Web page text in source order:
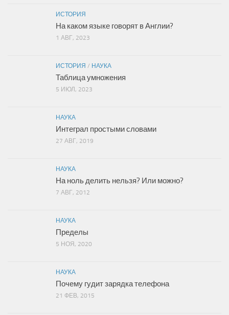
ИСТОРИЯ
На каком языке говорят в Англии?
1 АВГ, 2023
ИСТОРИЯ / НАУКА
Таблица умножения
5 ИЮЛ, 2023
НАУКА
Интеграл простыми словами
27 АВГ, 2019
НАУКА
На ноль делить нельзя? Или можно?
7 АВГ, 2012
НАУКА
Пределы
5 НОЯ, 2020
НАУКА
Почему гудит зарядка телефона
21 ФЕВ, 2015